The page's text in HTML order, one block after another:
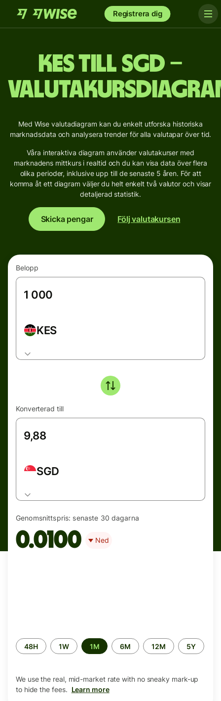
Registrera dig
KES till SGD –
Med Wise valutadiagram kan du enkelt utforska historiska
marknadsdata och analysera trender för alla valutapar över tid.
Våra interaktiva diagram använder valutakurser med
marknadens mittkurs i realtid och du kan visa data över flera
olika perioder, inklusive upp till de senaste 5 åren. För att
komma åt ett diagram väljer du helt enkelt två valutor och visar
detaljerad statistik.
Skicka pengar Följ valutakursen
Belopp
KES
Konverterad till
SGD
Genomsnittspris: senaste 30 dagarna
0.0100 Ned
Time
period
48H 1W 1M 6M 12M 5Y
We use the real, mid-market rate with no sneaky mark-up
to hide the fees. Learn more